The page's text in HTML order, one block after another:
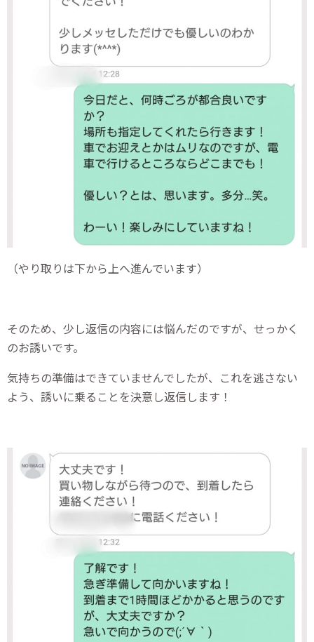
（やり取りは下から上へ進んでいます）
そのため、少し返信の内容には悩んだのですが、せっかく
のお誘いです。
気持ちの準備はできていませんでしたが、これを逃さない
よう、誘いに乗ることを決意し返信します！